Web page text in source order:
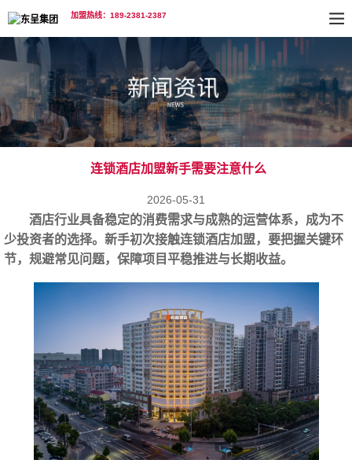
加盟热线：189-2381-2387
连锁酒店加盟新手需要注意什么
2026-05-31
酒店行业具备稳定的消费需求与成熟的运营体系，成为不
少投资者的选择。新手初次接触连锁酒店加盟，要把握关键环
节，规避常见问题，保障项目平稳推进与长期收益。